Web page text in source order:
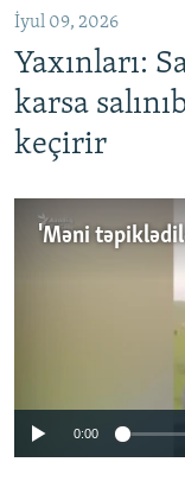
İyul 09, 2026
Yaxınları:
karsa
keçirir
No
0:00